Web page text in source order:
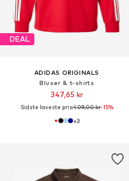
DEAL
ADIDAS ORIGINALS
Bluser & t-shirts
347,65 kr
Sidste laveste pris:409,00 kr-15%
+3